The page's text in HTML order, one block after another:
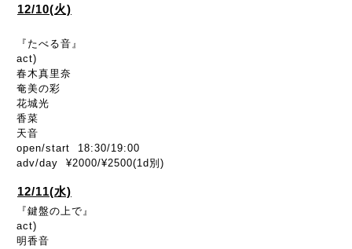
12/10(火)
『たべる音』
act)
春木真里奈
奄美の彩
花城光
香菜
天音
open/start 18:30/19:00
adv/day ¥2000/¥2500(1d別)
12/11(水)
『鍵盤の上で』
act)
明香音